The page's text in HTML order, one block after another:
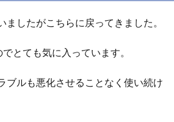
したがこちらに戻ってきました。
とても気に入っています。
ブルも悪化させることなく使い続け